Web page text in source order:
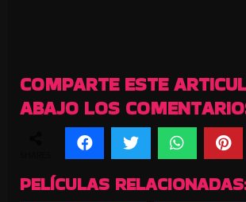
COMPARTE ESTE
ABAJO LOS
PELÍCULAS